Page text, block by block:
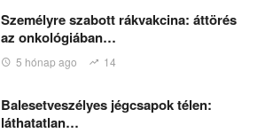
Személyre szabott rákvakcina: áttörés
az onkológiában…
5 hónap ago 14
Balesetveszélyes jégcsapok télen:
láthatatlan…